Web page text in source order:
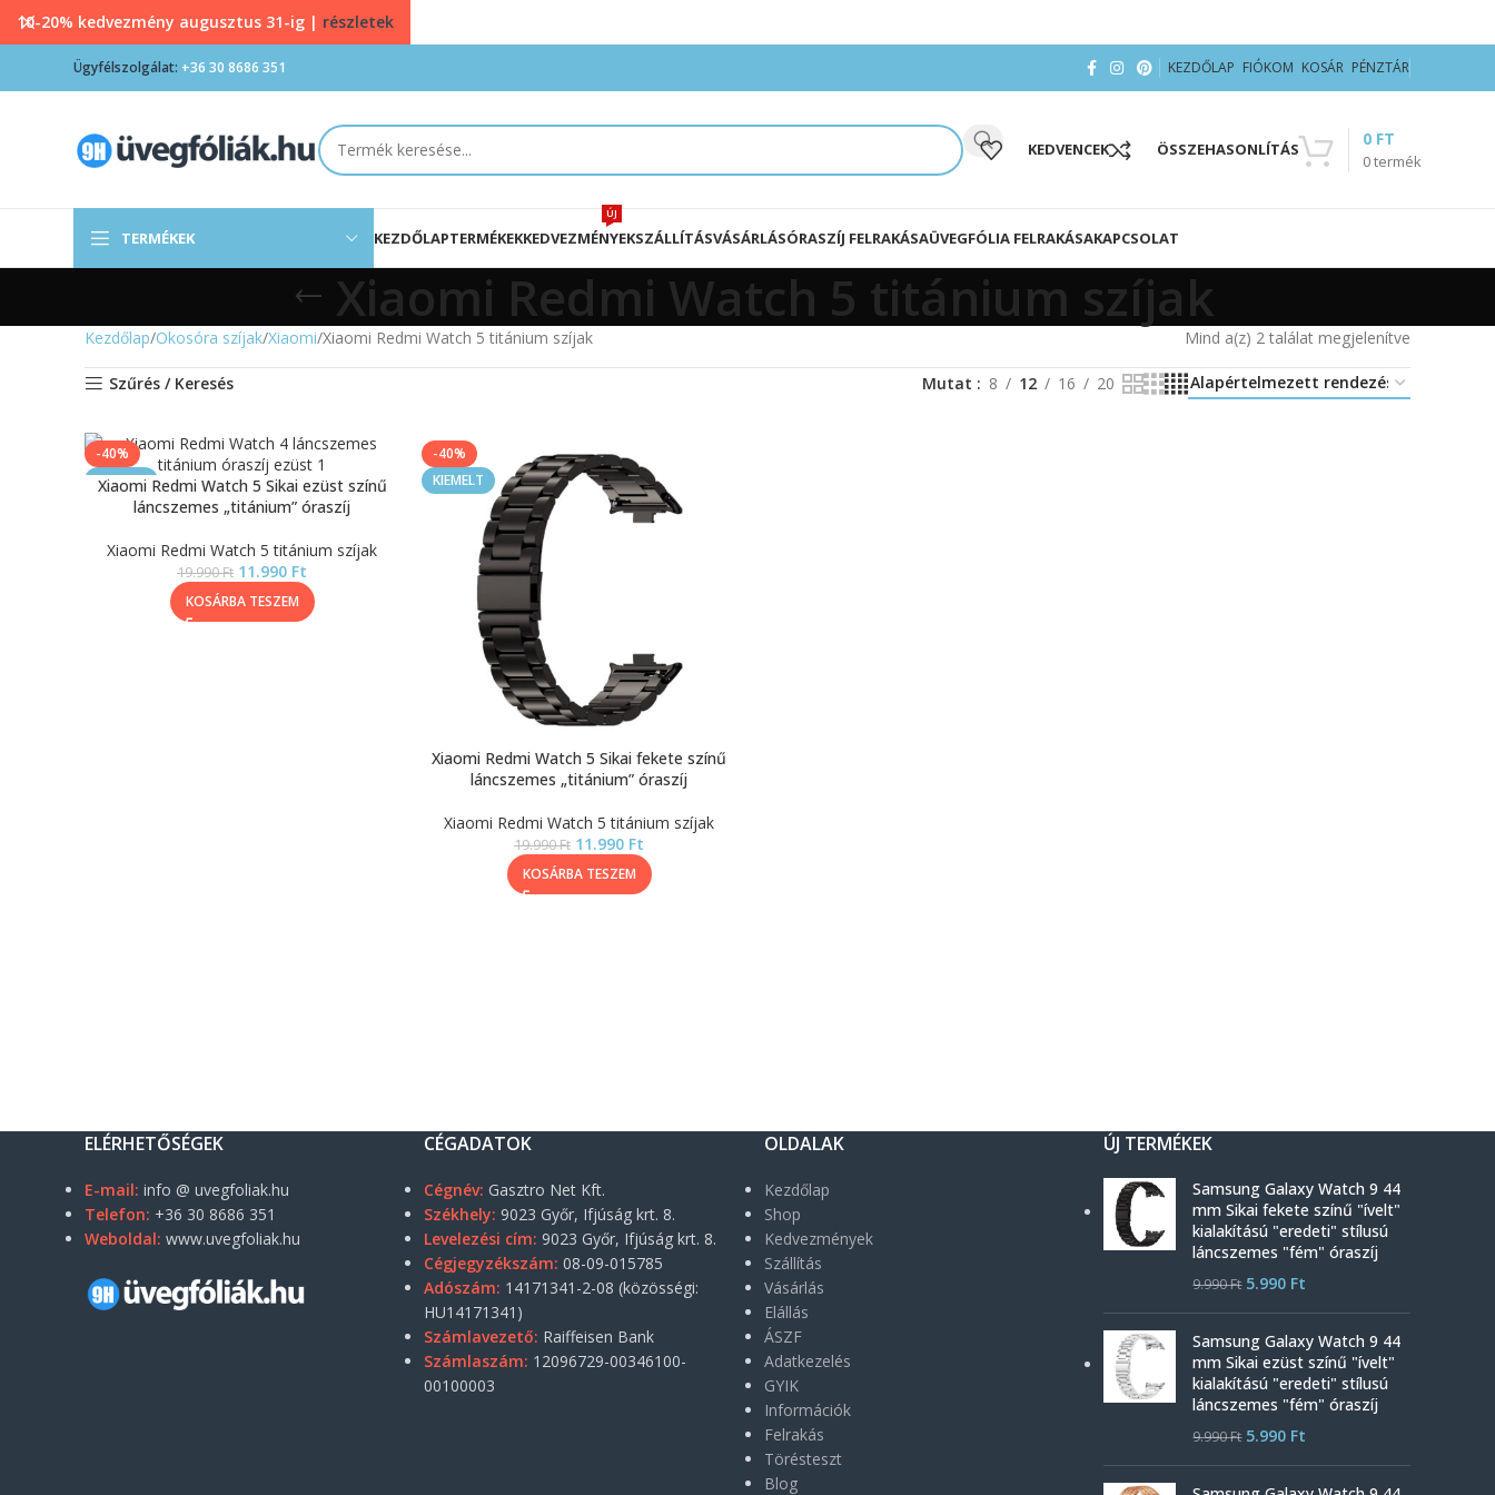
Ügyfélszolgálat: +36 30 8686 351 KEZDŐLAP FIÓKOM KOSÁR PÉNZTÁR
KEDVENCEK ÖSSZEHASONLÍTÁS
0termék
0 FT
TERMÉKEK KEZDŐLAPTERMÉKEKKEDVEZMÉNYEK
ÚJ
SZÁLLÍTÁSVÁSÁRLÁSÓRASZÍJ FELRAKÁSAÜVEGFÓLIA FELRAKÁSAKAPCSOLAT
Xiaomi Redmi Watch 5 titánium szíjak
Kezdőlap Okosóra szíjak Xiaomi Xiaomi Redmi Watch 5 titánium szíjak Mind a(z) 2 találat megjelenítve
Szűrés / Keresés Mutat 8 12 16 20
-40%
KIEMELT
Xiaomi Redmi Watch 5 Sikai ezüst színű
láncszemes „titánium” óraszíj
Xiaomi Redmi Watch 5 titánium szíjak
19.990Ft 11.990 Ft
KOSÁRBA TESZEM
-40%
KIEMELT
Xiaomi Redmi Watch 5 Sikai fekete színű
láncszemes „titánium” óraszíj
Xiaomi Redmi Watch 5 titánium szíjak
19.990Ft 11.990 Ft
KOSÁRBA TESZEM
ELÉRHETŐSÉGEK
E-mail: info @ uvegfoliak.hu
Telefon: +36 30 8686 351
Weboldal: www.uvegfoliak.hu
CÉGADATOK
Cégnév: Gasztro Net Kft.
Székhely: 9023 Győr, Ifjúság krt. 8.
Levelezési cím: 9023 Győr, Ifjúság krt. 8.
Cégjegyzékszám: 08-09-015785
Adószám: 14171341-2-08 (közösségi:
HU14171341)
Számlavezető: Raiffeisen Bank
Számlaszám: 12096729-00346100-
00100003
OLDALAK
Kezdőlap
Shop
Kedvezmények
Szállítás
Vásárlás
Elállás
ÁSZF
Adatkezelés
GYIK
Információk
Felrakás
Törésteszt
Blog
ÚJ TERMÉKEK
Samsung Galaxy Watch 9 44
mm Sikai fekete színű "ívelt"
kialakítású "eredeti" stílusú
láncszemes "fém" óraszíj
9.990Ft 5.990 Ft
Samsung Galaxy Watch 9 44
mm Sikai ezüst színű "ívelt"
kialakítású "eredeti" stílusú
láncszemes "fém" óraszíj
9.990Ft 5.990 Ft
10-20% kedvezmény augusztus 31-ig | részletek